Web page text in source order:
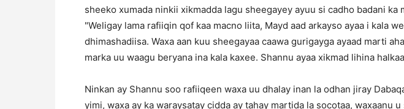
sheeko xumada ninkii xikmadda lagu sheegayey ayuu si cadho badani ka
"Weligay lama rafiiqin qof kaa macno liita, Mayd aad arkayso ayaa i kala
dhimashadiisa. Waxa aan kuu sheegayaa caawa gurigayga ayaad marti
marka uu waagu beryana ina kala kaxee. Shannu ayaa xikmad lihina
Ninkan ay Shannu soo rafiiqeen waxa uu dhalay inan la odhan jiray
yimi, waxa ay ka waraysatay cidda ay tahay martida la socotaa, waxaanu